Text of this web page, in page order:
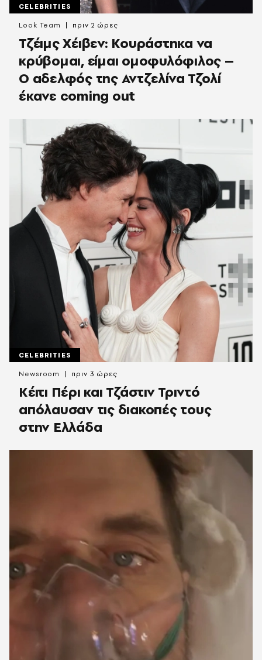
CELEBRITIES
Τζέιμς Χέιβεν: Κουράστηκα να
κρύβομαι, είμαι ομοφυλόφιλος –
Ο αδελφός της Αντζελίνα Τζολί
έκανε coming out
Look Team πριν 2 ώρες
CELEBRITIES
Κέιτι Πέρι και Τζάστιν Τριντό
απόλαυσαν τις διακοπές τους
στην Ελλάδα
Newsroom πριν 3 ώρες